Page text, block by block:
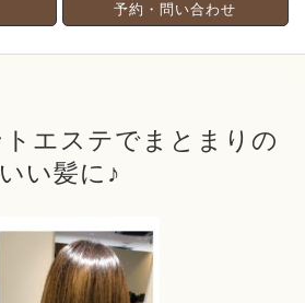
予約・問い合わせ
いい髪に♪